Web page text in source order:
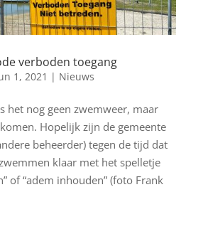
verboden toegang
1, 2021 | Nieuws
het nog geen zwemweer, maar
Hopelijk zijn de gemeente
beheerder) tegen de tijd dat
klaar met het spelletje
of “adem inhouden” (foto Frank